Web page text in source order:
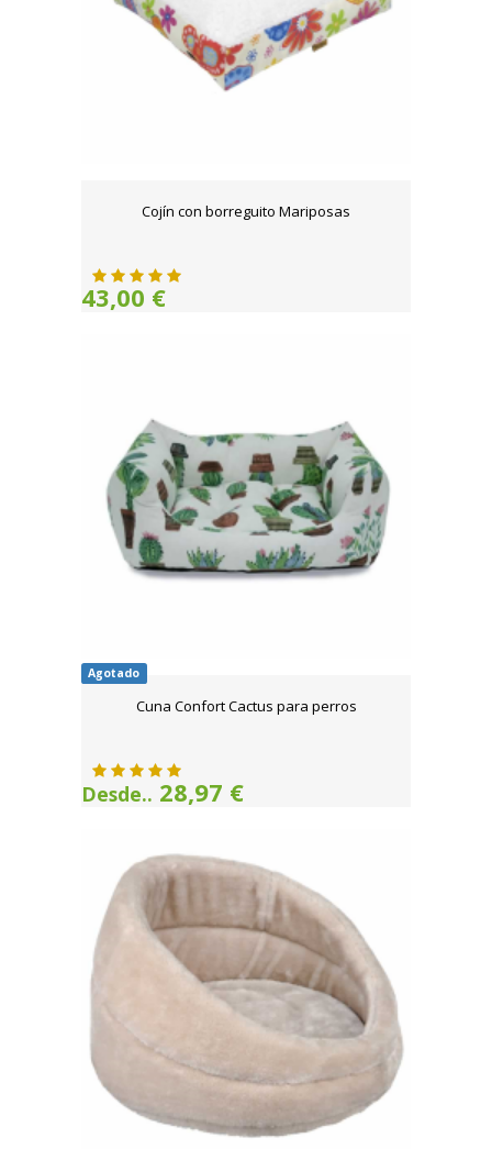
Cojín con borreguito Mariposas
43,00 €
Agotado
Cuna Confort Cactus para perros
Desde.. 28,97 €